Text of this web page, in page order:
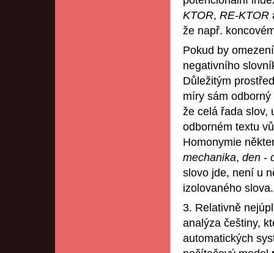
KTOR, RE-KTOR
že např.
Pokud by
negativního
Důležitým
míry sám
že celá řada slov,
odborném textu
Homonymie
mechanika, den -
slovo jde, není u
izolovaného slova.
3. Relativně
analýza češtiny,
automatických